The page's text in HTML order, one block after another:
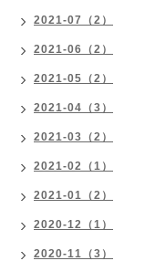
2021-07（2）
2021-06（2）
2021-05（2）
2021-04（3）
2021-03（2）
2021-02（1）
2021-01（2）
2020-12（1）
2020-11（3）